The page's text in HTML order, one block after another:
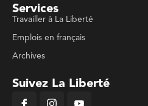
Services
Travailler à La Liberté
Emplois en français
Archives
Suivez La Liberté